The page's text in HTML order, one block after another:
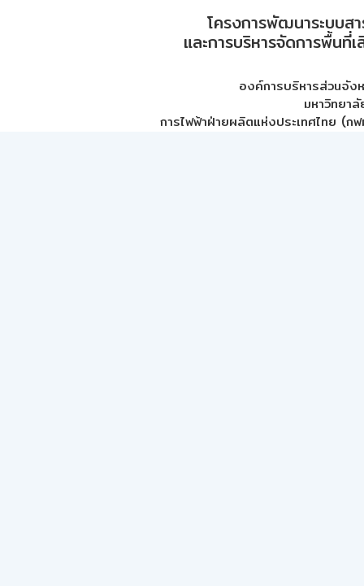
โครงการพัฒนาระบบส
และการบริหารจัดการพื้นที่
องค์การบริหารส่วนจัง
มหาวิทยา
การไฟฟ้าฝ่ายผลิตแห่งประเทศไทย (กฟ